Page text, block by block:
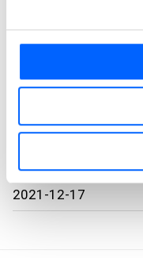
6581209
NCC:s presstjänst:
Mediabank
2021-12-17